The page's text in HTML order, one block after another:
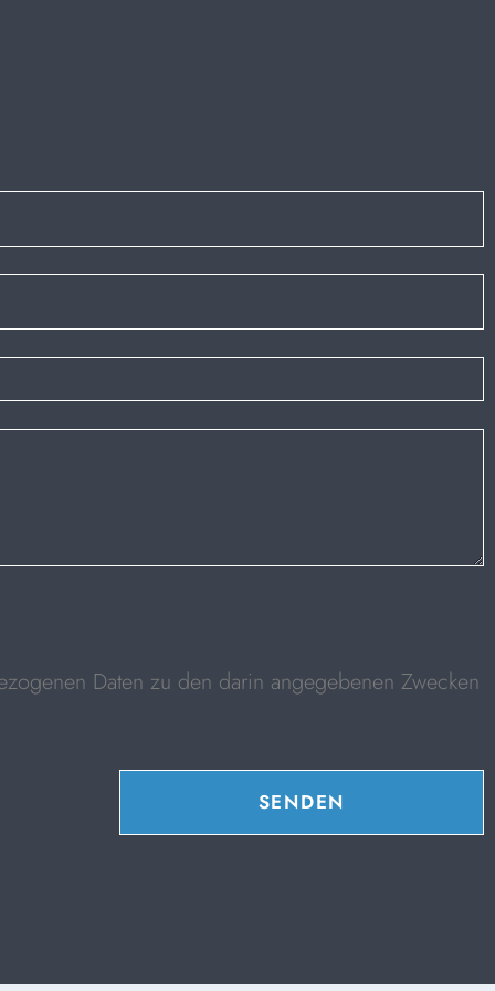
Daten zu den darin angegebenen Zwecken
SENDEN